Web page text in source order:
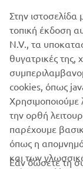
Γίνετε ο πρώτος
ειδικές
Διαβάστε την
επεξεργαζόμαστε
Στην
τοπική έκδοση
N.V., τα
θυγατρικές της,
cookies, όπως
Χρησιμοποιούμε
την ορθή
παρέχουμε
όπως η
και των
Εάν δώσετε τη